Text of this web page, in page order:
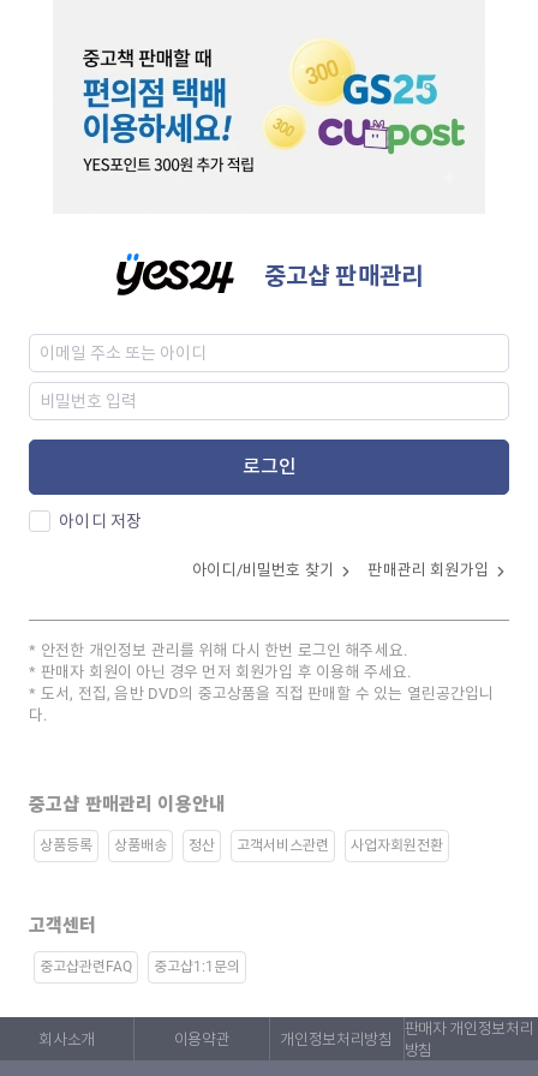
중고샵 판매관리
로그인
아이디 저장
아이디/비밀번호 찾기 판매관리 회원가입
안전한 개인정보 관리를 위해 다시 한번 로그인 해주세요.
판매자 회원이 아닌 경우 먼저 회원가입 후 이용해 주세요.
도서, 전집, 음반 DVD의 중고상품을 직접 판매할 수 있는 열린공간입니
다.
중고샵 판매관리 이용안내
상품등록 상품배송 정산 고객서비스관련 사업자회원전환
고객센터
중고샵관련FAQ 중고샵1:1문의
회사소개 이용약관 개인정보처리방침
판매자 개인정보처리
방침